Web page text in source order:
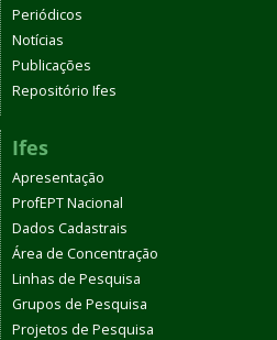
Periódicos
Notícias
Publicações
Repositório Ifes
Ifes
Apresentação
ProfEPT Nacional
Dados Cadastrais
Área de Concentração
Linhas de Pesquisa
Grupos de Pesquisa
Projetos de Pesquisa